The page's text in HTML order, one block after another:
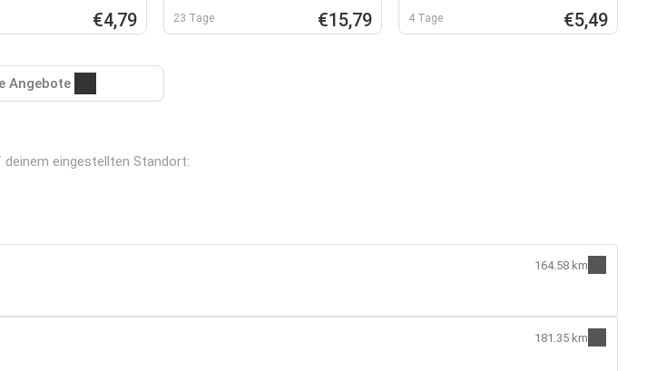
€4,79 23 Tage €15,79 4 Tage €5,49
Angebote
deinem eingestellten Standort:
164.58 km
181.35 km